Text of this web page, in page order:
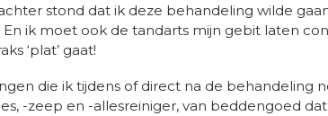
stond dat ik deze behandeling wilde
ik moet ook de tandarts mijn gebit laten
‘plat’ gaat!
die ik tijdens of direct na de behandeling
-zeep en -allesreiniger, van beddengoed